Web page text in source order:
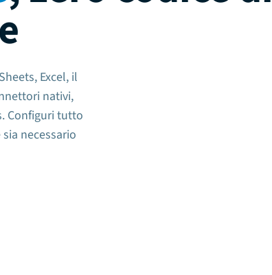
Excel, il
nativi,
Configuri tutto
necessario